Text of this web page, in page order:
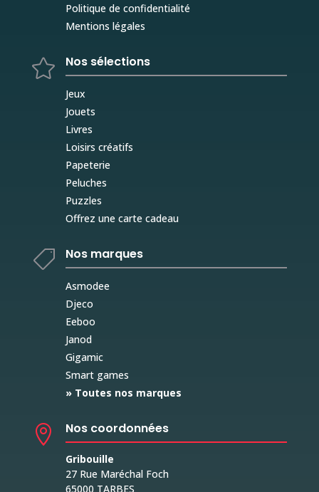
Politique de confidentialité
Mentions légales
 Nos sélections
Jeux
Jouets
Livres
Loisirs créatifs
Papeterie
Peluches
Puzzles
Offrez une carte cadeau
 Nos marques
Asmodee
Djeco
Eeboo
Janod
Gigamic
Smart games
» Toutes nos marques
 Nos coordonnées
Gribouille
27 Rue Maréchal Foch
65000 TARBES